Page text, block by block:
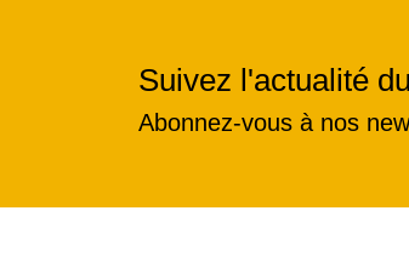
Suivez l'actualité
Abonnez-vous à nos